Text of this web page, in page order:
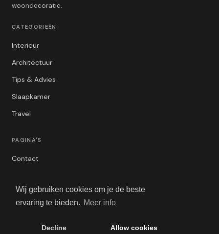
Wij gebruiken cookies om je de beste
ervaring te bieden. Meer info
Decline Allow cookies
woondecoratie.
CATEGORIEËN
Interieur
Architectuur
Tips & Advies
Slaapkamer
Travel
PAGINA'S
Contact
Algemene Voorwaarden
Adverteren